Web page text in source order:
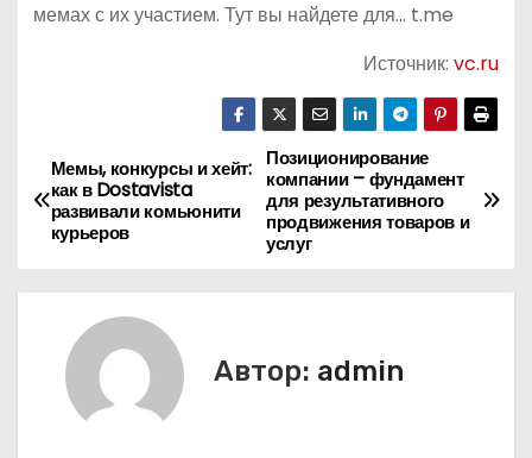
мемах с их участием. Тут вы найдете для… t.me
Источник:vc.ru
Н
а
Позиционирование
компании – фундамент
для результативного
продвижения товаров и
услуг
Мемы, конкурсы и хейт:
как в Dostavista
развивали комьюнити
курьеров
Автор: admin